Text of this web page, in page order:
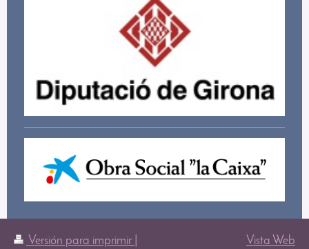
Versión para imprimir Vista Web